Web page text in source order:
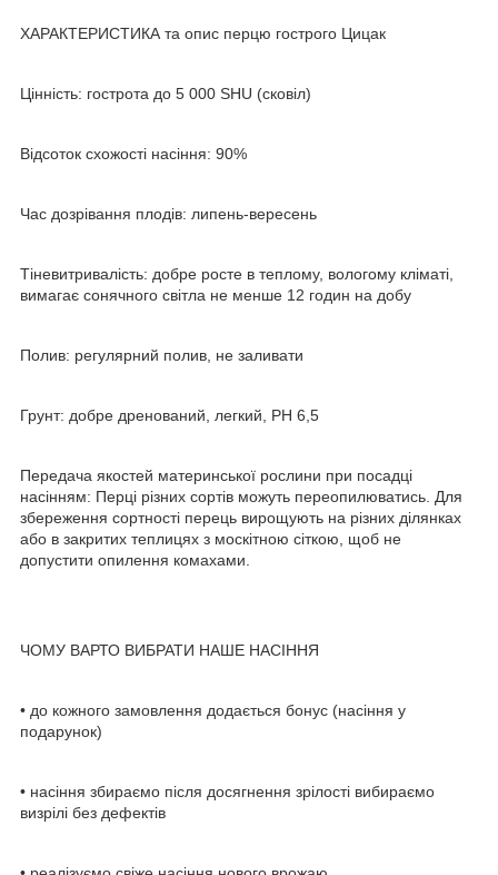
ХАРАКТЕРИСТИКА та опис перцю гострого Цицак
Цінність: гострота до 5 000 SHU (сковіл)
Відсоток схожості насіння: 90%
Час дозрівання плодів: липень-вересень
Тіневитривалість: добре росте в теплому, вологому кліматі,
вимагає сонячного світла не менше 12 годин на добу
Полив: регулярний полив, не заливати
Грунт: добре дренований, легкий, PH 6,5
Передача якостей материнської рослини при посадці
насінням: Перці різних сортів можуть переопилюватись. Для
збереження сортності перець вирощують на різних ділянках
або в закритих теплицях з москітною сіткою, щоб не
допустити опилення комахами.
ЧОМУ ВАРТО ВИБРАТИ НАШЕ НАСІННЯ
• до кожного замовлення додається бонус (насіння у
подарунок)
• насіння збираємо після досягнення зрілості вибираємо
визрілі без дефектів